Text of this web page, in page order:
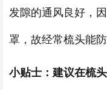
发隙的通风良好，
罩，故经常梳头
小贴士：建议在梳